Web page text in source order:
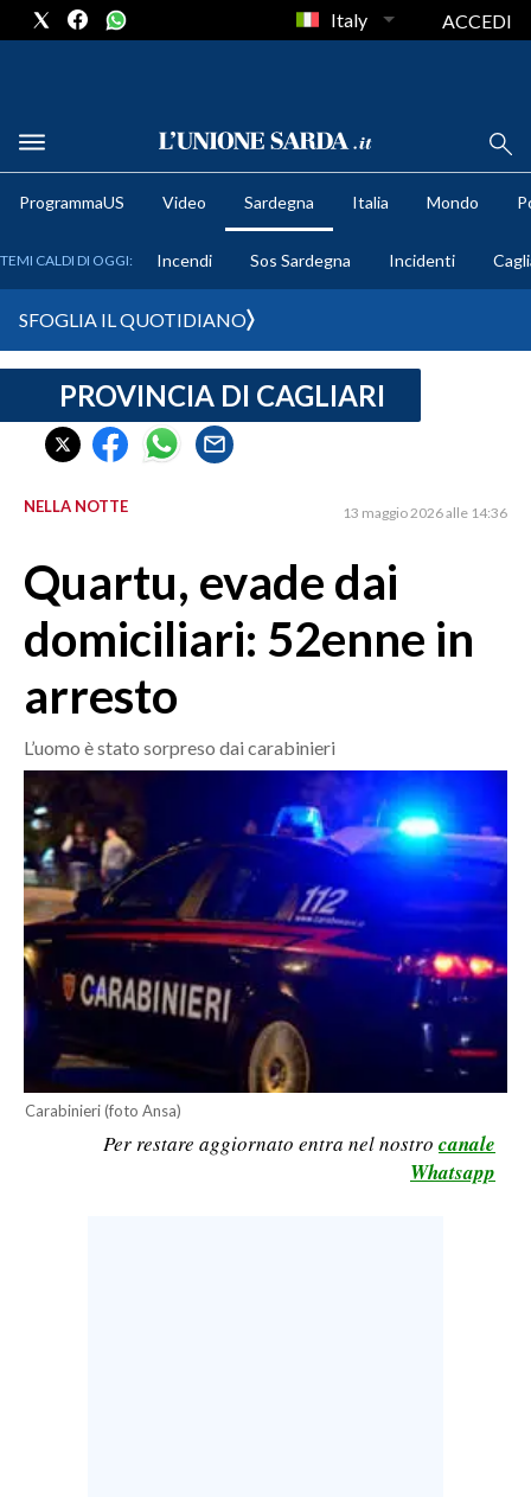
METEO
CRONACA SARDEGNA
CAGLIARI
SULCIS IGLESIENTE
ORISTANO E PROVINCIA
SASSARI E PROVINCIA
GALLURA
NUORO E PROVINCIA
OGLIASTRA
AGENDA
CRONACA
ITALIA
MONDO
POLITICA
ECONOMIA
SERVIZI ALLE IMPRESE
LAVORO
Italy ACCEDI
ProgrammaUS Video Sardegna Italia Mondo
TEMI CALDI DI OGGI: Incendi Sos Sardegna Incidenti
SFOGLIA IL QUOTIDIANO
PROVINCIA DI CAGLIARI
NELLA NOTTE 13 maggio 2026 alle 14:36
Quartu, evade dai
domiciliari: 52enne in
arresto
L’uomo è stato sorpreso dai carabinieri
Carabinieri (foto Ansa)
Per restare aggiornato entra nel nostro canale
Whatsapp